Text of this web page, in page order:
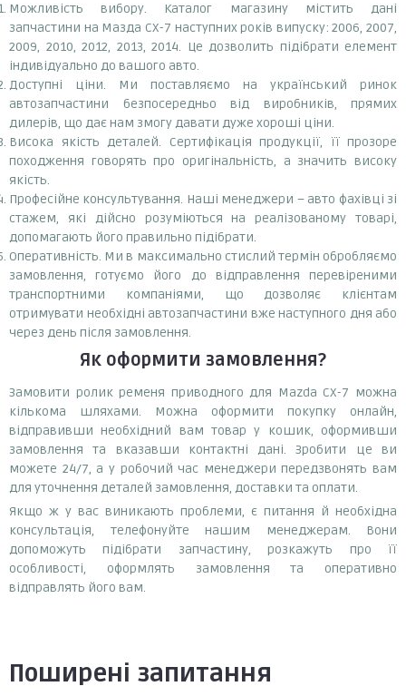
Можливість вибору. Каталог магазину містить дані
запчастини на Мазда СХ-7 наступних років випуску: 2006, 2007,
2009, 2010, 2012, 2013, 2014. Це дозволить підібрати елемент
індивідуально до вашого авто.
Доступні ціни. Ми поставляємо на український ринок
автозапчастини безпосередньо від виробників, прямих
дилерів, що дає нам змогу давати дуже хороші ціни.
Висока якість деталей. Сертифікація продукції, її прозоре
походження говорять про оригінальність, а значить високу
якість.
Професійне консультування. Наші менеджери – авто фахівці зі
стажем, які дійсно розуміються на реалізованому товарі,
допомагають його правильно підібрати.
Оперативність. Ми в максимально стислий термін обробляємо
замовлення, готуємо його до відправлення перевіреними
транспортними компаніями, що дозволяє клієнтам
отримувати необхідні автозапчастини вже наступного дня або
через день після замовлення.
Як оформити замовлення?
Замовити ролик ременя приводного для Mazda CX-7 можна
кількома шляхами. Можна оформити покупку онлайн,
відправивши необхідний вам товар у кошик, оформивши
замовлення та вказавши контактні дані. Зробити це ви
можете 24/7, а у робочий час менеджери передзвонять вам
для уточнення деталей замовлення, доставки та оплати.
Якщо ж у вас виникають проблеми, є питання й необхідна
консультація, телефонуйте нашим менеджерам. Вони
допоможуть підібрати запчастину, розкажуть про її
особливості, оформлять замовлення та оперативно
відправлять його вам.
Поширені запитання